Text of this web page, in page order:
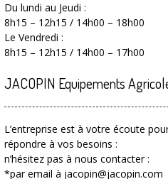
Du lundi au Jeudi :
8h15 – 12h15 / 14h00 – 18h00
Le Vendredi :
8h15 – 12h15 / 14h00 – 17h00
JACOPIN Equipements
L’entreprise est à votre écoute
répondre à vos besoins :
n’hésitez pas à nous contacter :
*par email à jacopin@jacopin.com